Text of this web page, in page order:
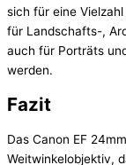
sich für eine
für Landschafts-,
auch für Porträts
werden.
Fazit
Das Canon EF
Weitwinkelobjektiv,